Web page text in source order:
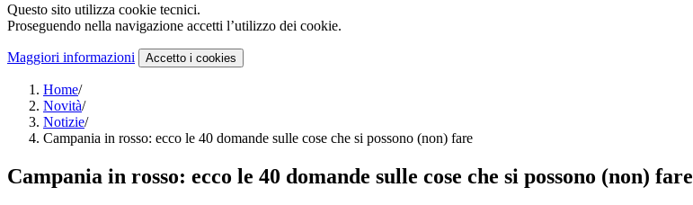
Questo sito utilizza cookie tecnici.
Proseguendo nella navigazione accetti l’utilizzo dei cookie.
Maggiori informazioni Accetto i cookies
Home/
Novità/
Notizie/
Campania in rosso: ecco le 40 domande sulle cose che si possono (non) fare
Campania in rosso: ecco le 40 domande sulle cose che si possono (non) fare